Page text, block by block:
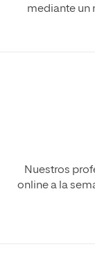
mediante un
Nuestros
online a la